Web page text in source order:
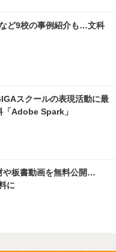
ど9校の事例紹介も…文科
スクールの表現活動に最
「Adobe Spark」
や板書動画を無料公開…
に